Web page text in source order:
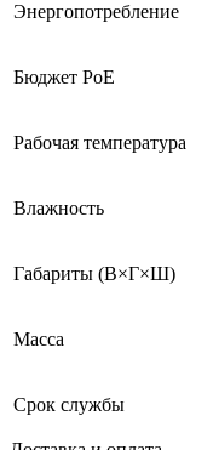
Энергопотребление
Бюджет PoE
Рабочая температура
Влажность
Габариты (В×Г×Ш)
Масса
Срок службы